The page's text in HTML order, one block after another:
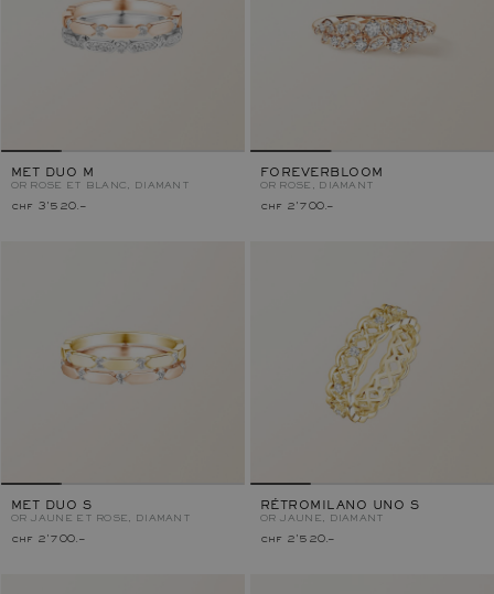
MET DUO M
OR ROSE ET BLANC, DIAMANT
chf 3'520.–
FOREVERBLOOM
OR ROSE, DIAMANT
chf 2'700.–
MET DUO S
OR JAUNE ET ROSE, DIAMANT
chf 2'700.–
RÉTROMILANO UNO S
OR JAUNE, DIAMANT
chf 2'520.–